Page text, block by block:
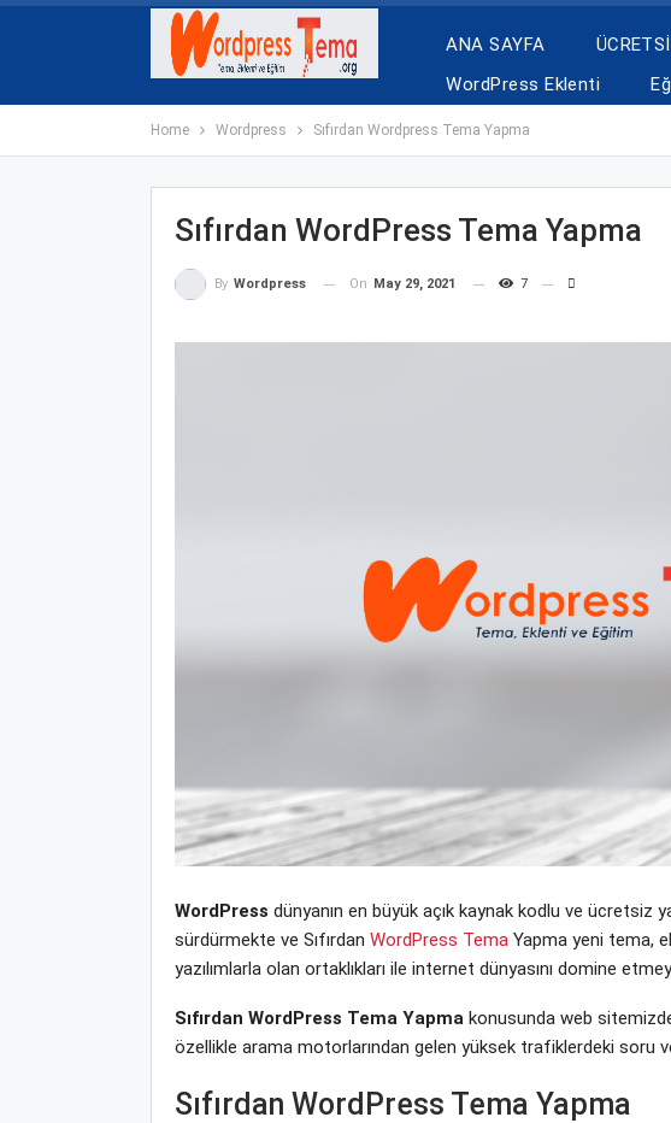
ANA SAYFA
WordPress Eklenti
Home Wordpress Sıfırdan Wordpress Tema Yapma
Sıfırdan WordPress Tema Yapma
By Wordpress On May 29, 2021 7
WordPress dünyanın en büyük açık kaynak kodlu ve ücretsiz
sürdürmekte ve Sıfırdan WordPress TemaYapma yeni tema,
yazılımlarla olan ortaklıkları ile internet dünyasını domine
Sıfırdan WordPress Tema Yapmakonusunda web
özellikle arama motorlarından gelen yüksek trafiklerdeki soru
Sıfırdan WordPress Tema Yapma